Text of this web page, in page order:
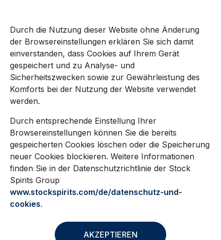
Durch die Nutzung dieser Website ohne Änderung
der Browsereinstellungen erklären Sie sich damit
einverstanden, dass Cookies auf Ihrem Gerät
gespeichert und zu Analyse- und
Sicherheitszwecken sowie zur Gewährleistung des
Komforts bei der Nutzung der Website verwendet
werden.
Durch entsprechende Einstellung Ihrer
Browsereinstellungen können Sie die bereits
gespeicherten Cookies löschen oder die Speicherung
neuer Cookies blockieren. Weitere Informationen
finden Sie in der Datenschutzrichtlinie der Stock
Spirits Group
www.stockspirits.com/de/datenschutz-und-
cookies.
AKZEPTIEREN